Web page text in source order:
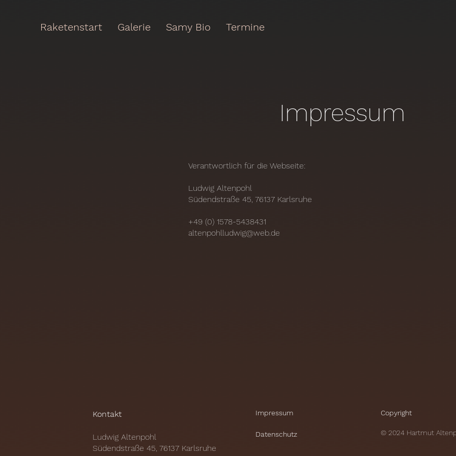
Raketenstart Galerie Samy Bio Termine
Impressum
Verantwortlich für die Webseite:
Ludwig Altenpohl
Südendstraße 45, 76137 Karlsruhe
+49 (0) 1578-5438431
altenpohlludwig@web.de
Kontakt
Ludwig Altenpohl
Südendstraße 45, 76137 Karlsruhe
Impressum
Datenschutz
Copyright
© 2024 Hartmut